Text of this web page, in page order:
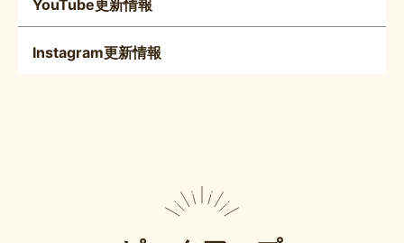
YouTube更新情報
Instagram更新情報